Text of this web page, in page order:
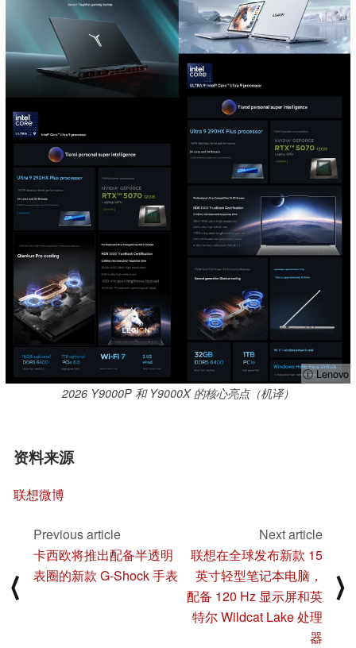
ⓘ Lenovo
2026 Y9000P 和 Y9000X 的核心亮点（机译）
资料来源
联想微博
⟨
Previous article
卡西欧将推出配备半透明
表圈的新款 G-Shock 手表
Next article
联想在全球发布新款 15
英寸轻型笔记本电脑，
配备 120 Hz 显示屏和英
特尔 Wildcat Lake 处理
器
⟩